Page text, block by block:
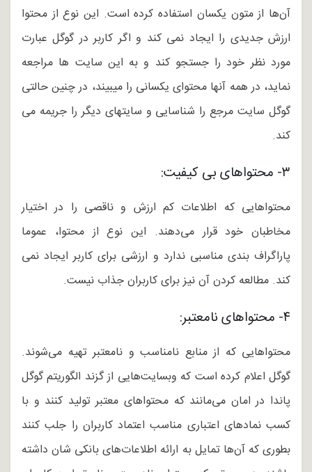
آن‌ها از متون یکسان استفاده کرده است. این نوع از محتوا
ارزش جدیدی را ایجاد نمی کند و اگر کاربر در گوگل عبارت
مورد نظر خود را جستجو کند و به این سایت ها مراجعه
نماید، در همه آنها محتوای یکسانی را میبیند، در چنین حالتی
گوگل سایت مرجع را شناسایی و سایتهای دیگر را جریمه می
کند.
۳- محتواهای بی کیفیت:
محتواهایی که اطلاعات کم ارزش و ناقصی را در اختیار
مخاطبان خود قرار می‌دهند. این نوع از محتوا، عموما
پاراگراف بندی مناسبی ندارد و ارزشی برای کاربر ایجاد نمی
کند. مطالعه کردن آن نیز برای کاربران جذاب نیست.
۴- محتواهای نامعتبر:
محتواهایی که از منابع نامناسب و نامعتبر تهیه می‌شوند.
گوگل اعلام کرده است که وبسایت‌هایی از گزند الگوریتم گوگل
پاندا در امان می‌مانند که محتواهای معتبر تولید کنند و با
کسب نمادهای اعتباری مناسب اعتماد کاربران را جلب کنند
بطوری که آن‌ها تمایل به ارائه اطلاعات‌های بانکی شان داشته